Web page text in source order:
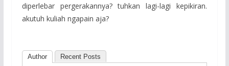
diperlebar pergerakannya? tuhkan lagi-lagi kepikiran.
akutuh kuliah ngapain aja?
Author Recent Posts